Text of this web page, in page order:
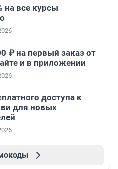
на все курсы
₽ на первый заказ от
и в приложении
доступа к
для новых